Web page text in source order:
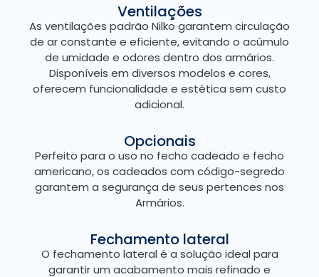
Ventilações
As ventilações padrão Nilko garantem circulação
de ar constante e eficiente, evitando o acúmulo
de umidade e odores dentro dos armários.
Disponíveis em diversos modelos e cores,
oferecem funcionalidade e estética sem custo
adicional.
Opcionais
Perfeito para o uso no fecho cadeado e fecho
americano, os cadeados com código-segredo
garantem a segurança de seus pertences nos
Armários.
Fechamento lateral
O fechamento lateral é a solução ideal para
garantir um acabamento mais refinado e